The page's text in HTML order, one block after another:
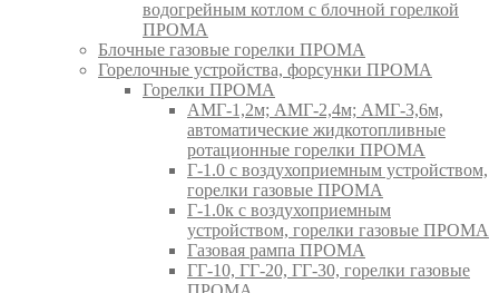
водогрейным котлом с блочной горелкой
ПРОМА
Блочные газовые горелки ПРОМА
Горелочные устройства, форсунки ПРОМА
Горелки ПРОМА
АМГ-1,2м; АМГ-2,4м; АМГ-3,6м,
автоматические жидкотопливные
ротационные горелки ПРОМА
Г-1.0 с воздухоприемным устройством,
горелки газовые ПРОМА
Г-1.0к с воздухоприемным
устройством, горелки газовые ПРОМА
Газовая рампа ПРОМА
ГГ-10, ГГ-20, ГГ-30, горелки газовые